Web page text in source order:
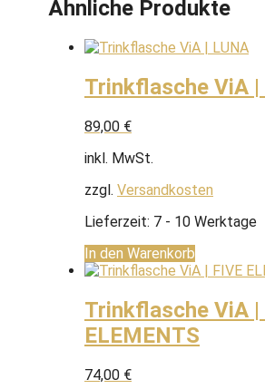
Ähnliche Produkte
Trinkflasche ViA |
89,00 €
inkl. MwSt.
zzgl. Versandkosten
Lieferzeit: 7 - 10 Werktage
In den Warenkorb
Trinkflasche ViA |
ELEMENTS
74,00 €